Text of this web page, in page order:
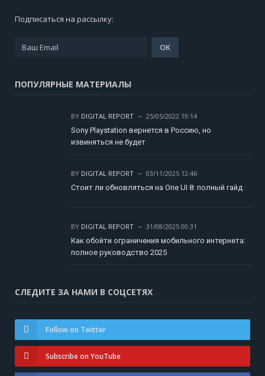
Подписаться на рассылку:
ПОПУЛЯРНЫЕ МАТЕРИАЛЫ
BY DIGITAL REPORT
25/05/2022 19:14
Sony Playstation вернется в Россию, но
извиняться не будет
BY DIGITAL REPORT
03/11/2025 12:46
Стоит ли обновляться на One UI 8: полный гайд
BY DIGITAL REPORT
31/08/2025 00:31
Как обойти ограничения мобильного интернета:
полное руководство 2025
СЛЕДИТЕ ЗА НАМИ В СОЦСЕТЯХ
Follow on Twitter
Subscribe on YouTube